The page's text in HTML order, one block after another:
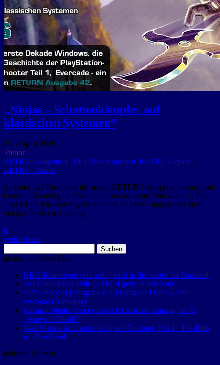
„Ninjas – Schattenkämpfer auf
klassischen Systemen“
25. August 2020
Trebor
RETRO - Allgemein, RETRO - Konsolen, RETRO - Spiele,
RETRO - Szene
So lautet das Titelthema der neuen RETURN-Ausgabe, die man seit
heute im Handel gibt. Darin kommen bekannte Titel wie u. a. The
Last Ninja, The Revenge of Shinobi, Shadow Dancer oder auch
Ninja Gaiden zur Geltung.
0
weiter lesen
nach:
aktuell im News-Blog
GRG-Kampagne geht erfolgreich in die letzten 24 Stunden!
Der Countdown läuft… ARC4 geht an den Start!
NAG-Podcast | Ausgabe #21 | Wings of Death – The
reworked Anthology
German Remix Group startet Kickstarter-Kampagne für
„Wings of Death“
WestVisions im Landschaftspark Duisburg-Nord – Die Elfte
am Zwölften!
beliebte Themen